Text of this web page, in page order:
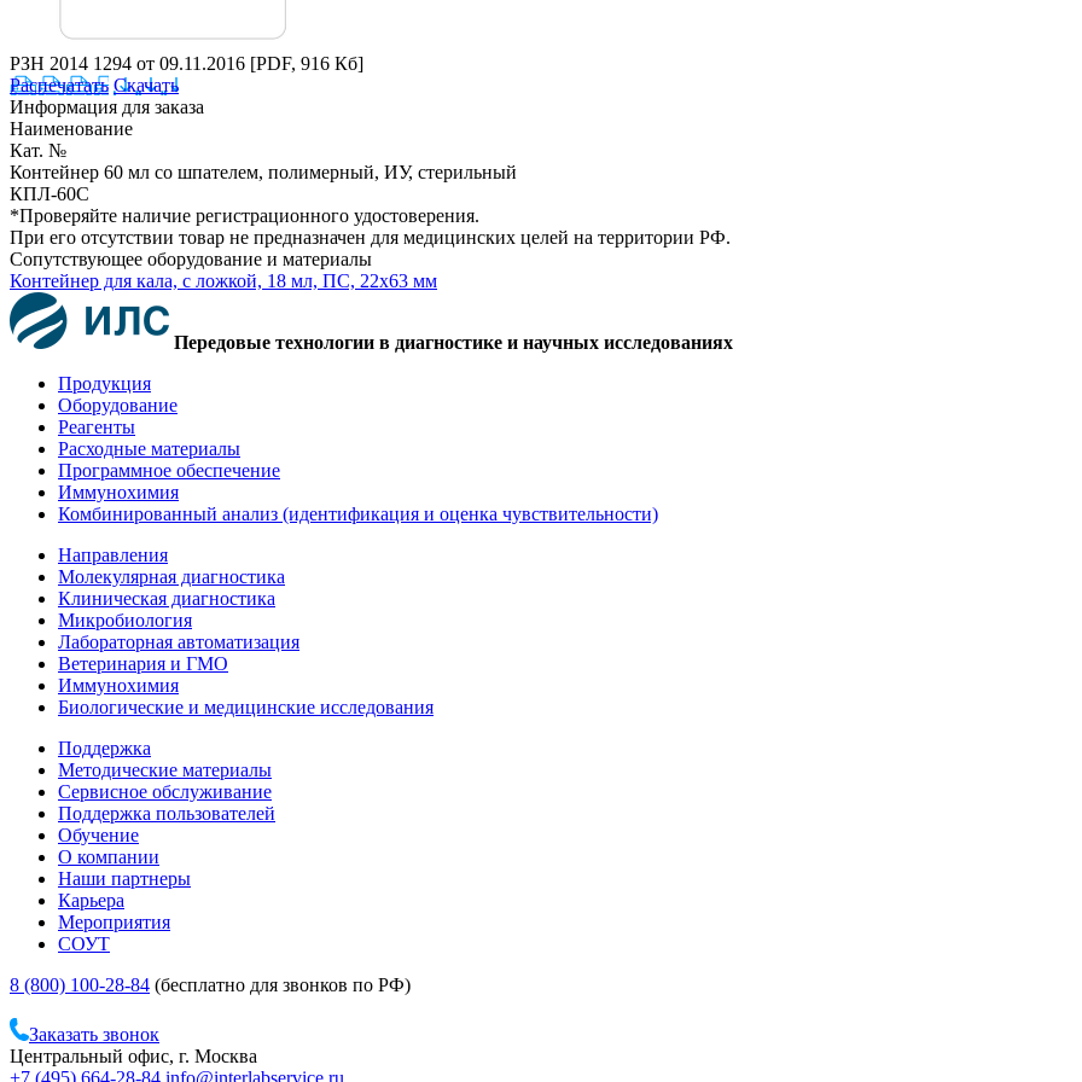
РЗН 2014 1294 от 09.11.2016 [PDF, 916 Кб]
Распечатать Скачать
Информация для заказа
Наименование
Кат. №
Контейнер 60 мл со шпателем, полимерный, ИУ, стерильный
КПЛ-60С
*Проверяйте наличие регистрационного удостоверения.
При его отсутствии товар не предназначен для медицинских целей на территории РФ.
Сопутствующее оборудование и материалы
Контейнер для кала, с ложкой, 18 мл, ПС, 22х63 мм
Передовые технологии в диагностике и научных исследованиях
Продукция
Оборудование
Реагенты
Расходные материалы
Программное обеспечение
Иммунохимия
Комбинированный анализ (идентификация и оценка чувствительности)
Направления
Молекулярная диагностика
Клиническая диагностика
Микробиология
Лабораторная автоматизация
Ветеринария и ГМО
Иммунохимия
Биологические и медицинские исследования
Поддержка
Методические материалы
Сервисное обслуживание
Поддержка пользователей
Обучение
О компании
Наши партнеры
Карьера
Мероприятия
СОУТ
8 (800) 100-28-84 (бесплатно для звонков по РФ)
Заказать звонок
Центральный офис, г. Москва
+7 (495) 664-28-84 info@interlabservice.ru